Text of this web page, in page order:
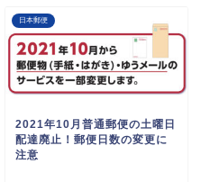
日本郵便
2021年10月普通郵便の土曜日
配達廃止！郵便日数の変更に
注意